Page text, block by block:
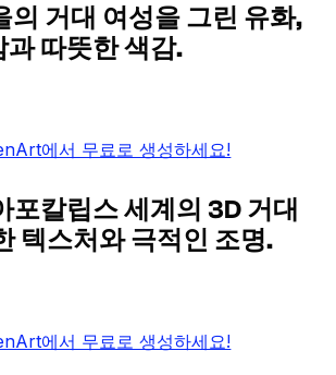
의 거대 여성을 그린 유화,
과 따뜻한 색감.
에서 무료로 생성하세요!
포칼립스 세계의 3D 거대
텍스처와 극적인 조명.
에서 무료로 생성하세요!